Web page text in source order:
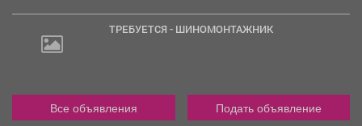
ТРЕБУЕТСЯ - ШИНОМОНТАЖНИК
Все объявления Подать объявление